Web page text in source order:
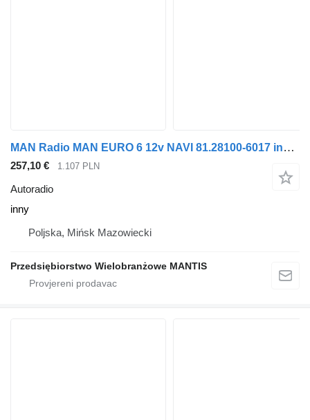
MAN Radio MAN EURO 6 12v NAVI 81.28100-6017 inny autoradio za tegljača
257,10 € 1.107 PLN
Autoradio
inny
Poljska, Mińsk Mazowiecki
Przedsiębiorstwo Wielobranżowe MANTIS